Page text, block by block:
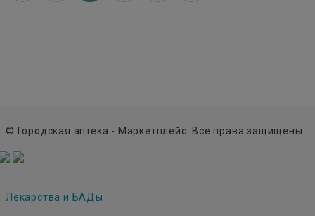
© Городская аптека - Маркетплейс. Все права защищены
Лекарства и БАДы